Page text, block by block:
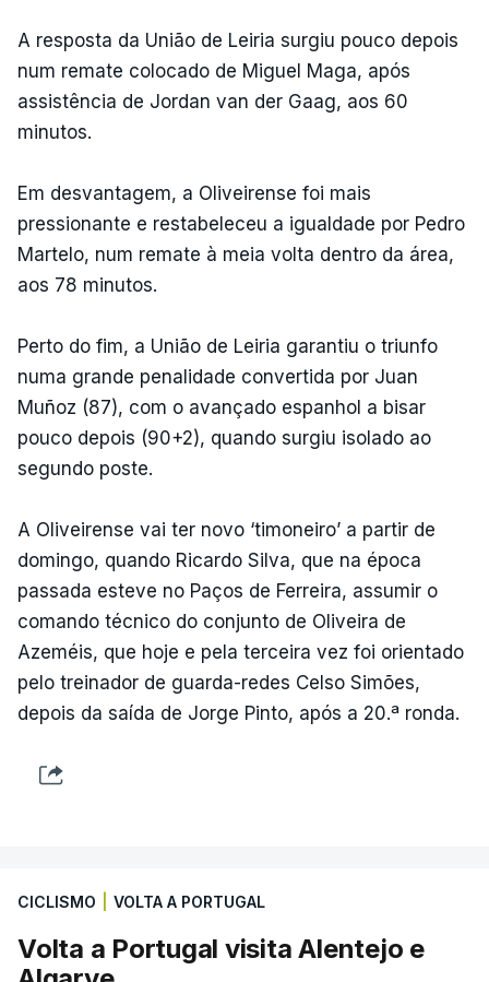
A resposta da União de Leiria surgiu pouco depois
num remate colocado de Miguel Maga, após
assistência de Jordan van der Gaag, aos 60
minutos.
Em desvantagem, a Oliveirense foi mais
pressionante e restabeleceu a igualdade por Pedro
Martelo, num remate à meia volta dentro da área,
aos 78 minutos.
Perto do fim, a União de Leiria garantiu o triunfo
numa grande penalidade convertida por Juan
Muñoz (87), com o avançado espanhol a bisar
pouco depois (90+2), quando surgiu isolado ao
segundo poste.
A Oliveirense vai ter novo ‘timoneiro’ a partir de
domingo, quando Ricardo Silva, que na época
passada esteve no Paços de Ferreira, assumir o
comando técnico do conjunto de Oliveira de
Azeméis, que hoje e pela terceira vez foi orientado
pelo treinador de guarda-redes Celso Simões,
depois da saída de Jorge Pinto, após a 20.ª ronda.
CICLISMO VOLTA A PORTUGAL
Volta a Portugal visita Alentejo e